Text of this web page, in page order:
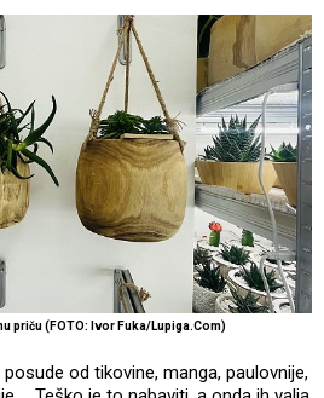
priču (FOTO: Ivor Fuka/Lupiga.Com)
od tikovine, manga, paulovnije,